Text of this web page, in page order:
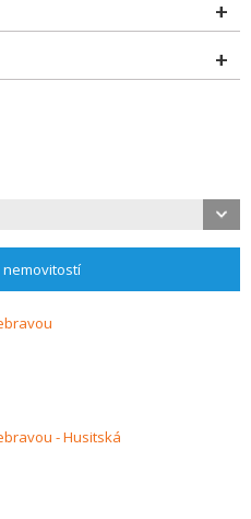
nemovitostí